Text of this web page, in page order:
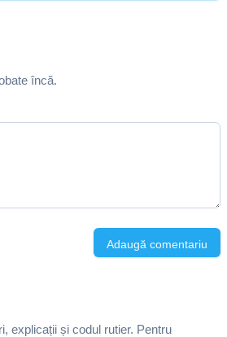
încă.
Adaugă comentariu
explicații și codul rutier. Pentru